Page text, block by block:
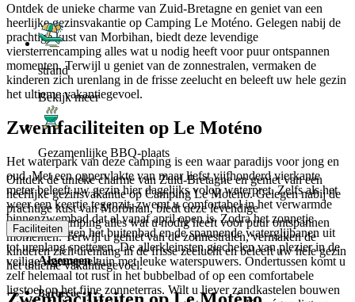
Ontdek de unieke charme van Zuid-Bretagne en geniet van een
heerlijke gezinsvakantie op Camping Le Moténo. Gelegen nabij de
prachtige kust van Morbihan, biedt deze levendige
viersterrencamping alles wat u nodig heeft voor puur ontspannen
momenten. Terwijl u geniet van de zonnestralen, vermaken de
kinderen zich urenlang in de frisse zeelucht en beleeft uw hele gezin
het ultieme vakantiegevoel.
Zwemfaciliteiten op Le Moténo
Het waterpark van deze camping is een waar paradijs voor jong en
oud. Met een oppervlakte van maar liefst vijfhonderd vierkante
meter beleeft uw gezin hier dagelijks volop waterpret. Zelfs als het
weer een keertje tegenzit, zwemt u comfortabel in het verwarmde
binnenzwembad dat al vanaf april open is. Zodra het zonnetje
schijnt, nodigen het buitenbad en de spannende waterglijbanen uit
tot urenlang spetteren. De allerkleinsten giechelen van plezier in de
veilige waterspeeltuin met leuke waterspuwers. Ondertussen komt u
zelf helemaal tot rust in het bubbelbad of op een comfortabele
ligstoel op het fijne zonneterras. Wilt u liever zandkastelen bouwen
strand
Bekijk meer
Gezamenlijke BBQ-plaats
Ontdek de unieke charme van Zuid-Bretagne en geniet van een
heerlijke gezinsvakantie op Camping Le Moténo. Gelegen nabij de
prachtige kust van Morbihan, biedt deze levendige
viersterrencamping alles wat u nodig heeft voor puur ontspannen
momenten. Terwijl u geniet van de zonnestralen, vermaken de
kinderen zich urenlang in de frisse zeelucht en beleeft uw hele gezin
het ultieme vakantiegevoel.
Faciliteiten
Algemeen
Barbecue